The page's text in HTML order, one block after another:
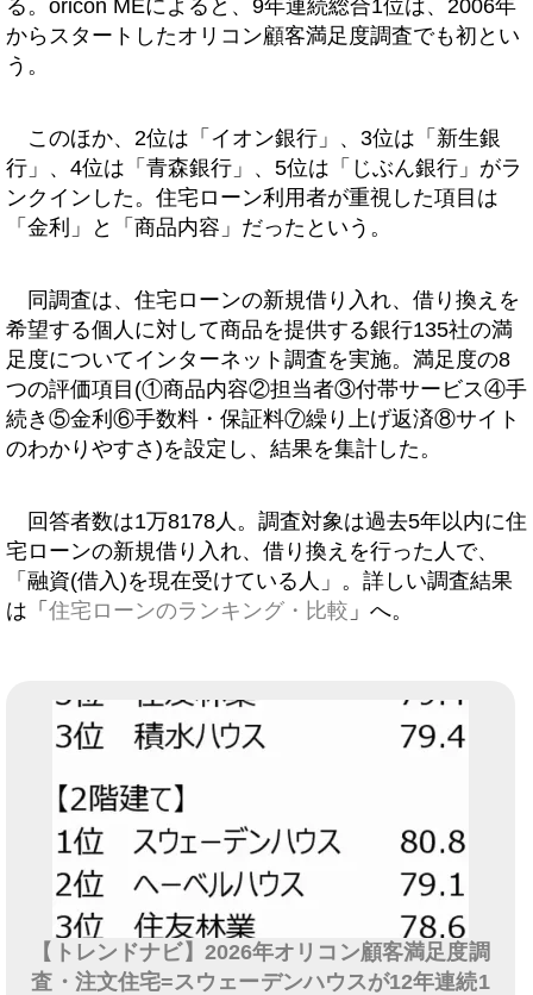
る。oricon MEによると、9年連続総合1位は、2006年
からスタートしたオリコン顧客満足度調査でも初とい
う。
このほか、2位は「イオン銀行」、3位は「新生銀
行」、4位は「青森銀行」、5位は「じぶん銀行」がラ
ンクインした。住宅ローン利用者が重視した項目は
「金利」と「商品内容」だったという。
同調査は、住宅ローンの新規借り入れ、借り換えを
希望する個人に対して商品を提供する銀行135社の満
足度についてインターネット調査を実施。満足度の8
つの評価項目(①商品内容②担当者③付帯サービス④手
続き⑤金利⑥手数料・保証料⑦繰り上げ返済⑧サイト
のわかりやすさ)を設定し、結果を集計した。
回答者数は1万8178人。調査対象は過去5年以内に住
宅ローンの新規借り入れ、借り換えを行った人で、
「融資(借入)を現在受けている人」。詳しい調査結果
は「 住宅ローンのランキング・比較 」へ。
【トレンドナビ】2026年オリコン顧客満足度調
査・注文住宅=スウェーデンハウスが12年連続1